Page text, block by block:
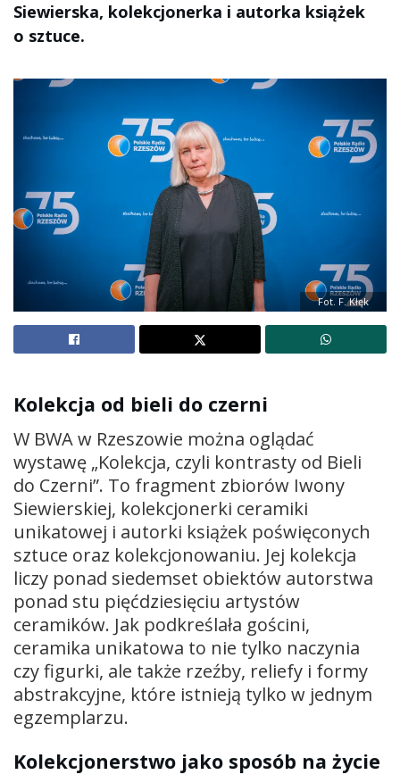
Siewierska, kolekcjonerka i autorka książek
o sztuce.
Fot. F. Kłęk
Kolekcja od bieli do czerni
W BWA w Rzeszowie można oglądać
wystawę „Kolekcja, czyli kontrasty od Bieli
do Czerni”. To fragment zbiorów Iwony
Siewierskiej, kolekcjonerki ceramiki
unikatowej i autorki książek poświęconych
sztuce oraz kolekcjonowaniu. Jej kolekcja
liczy ponad siedemset obiektów autorstwa
ponad stu pięćdziesięciu artystów
ceramików. Jak podkreślała gościni,
ceramika unikatowa to nie tylko naczynia
czy figurki, ale także rzeźby, reliefy i formy
abstrakcyjne, które istnieją tylko w jednym
egzemplarzu.
Kolekcjonerstwo jako sposób na życie